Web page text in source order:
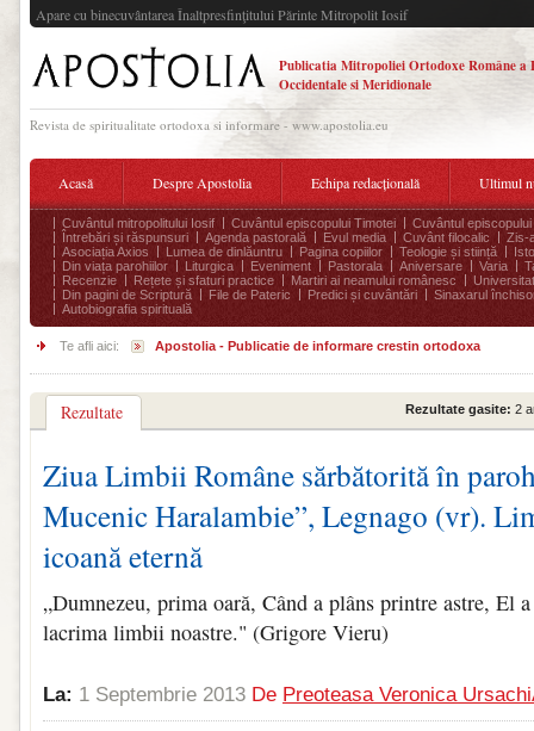
Apare cu binecuvântarea Înaltpresfinţitului Părinte Mitropolit Iosif
Publicatia Mitropoliei Ortodoxe Române a
Occidentale si Meridionale
Revista de spiritualitate ortodoxa si informare - www.apostolia.eu
Acasă Despre Apostolia Echipa redacțională Ultimul
Cuvântul mitropolitului Iosif Cuvântul episcopului Timotei
Cuvântul episcopului
Întrebări și răspunsuri
Agenda pastorală Evul media Cuvânt filocalic
Zis-
Asociația Axios
Lumea de dinlăuntru Pagina copiilor Teologie și stiință
Din viața parohiilor
Liturgica Eveniment Pastorala Aniversare Varia
Recenzie
Rețete și sfaturi practice Martiri ai neamului românesc
Din pagini de Scriptură
File de Pateric Predici și cuvântări
Sinaxarul
Autobiografia spirituală
Te afli aici: Apostolia - Publicatie de informare crestin ortodoxa
Rezultate Rezultate gasite: 2
Ziua Limbii Române sărbătorită în
Mucenic Haralambie”, Legnago (vr).
icoană eternă
„Dumnezeu, prima oară, Când a plâns printre astre, El
lacrima limbii noastre." (Grigore Vieru)
La: 1 Septembrie 2013 De Preoteasa Veronica